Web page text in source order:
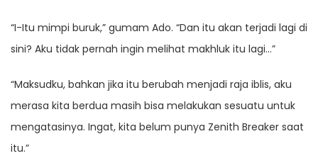
“I-Itu mimpi buruk,” gumam Ado. “Dan itu akan terjadi lagi di
sini? Aku tidak pernah ingin melihat makhluk itu lagi…”
“Maksudku, bahkan jika itu berubah menjadi raja iblis, aku
merasa kita berdua masih bisa melakukan sesuatu untuk
mengatasinya. Ingat, kita belum punya Zenith Breaker saat
itu.”